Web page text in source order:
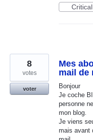
Critical
Mes
mail de
Bonjour
Je coche
personne
mon blog.
Je viens
mais avant
8
votes
voter